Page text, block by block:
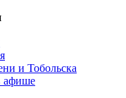
и Тобольска
афише